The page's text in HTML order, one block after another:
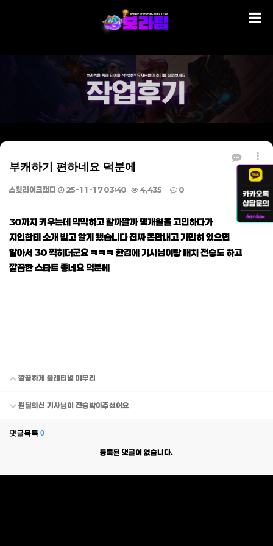
부캐하기 편하네요 덕분에
스윗라이크캔디 25-11-17 03:40 4,435 0
본문
30까지 키우는데 막막하고 할까말까 몇개월을 고민하다가
지인한테 소개 받고 알게 됐습니다 진짜 돈만내고 가만히 있으면
알아서 30 찍히더군요 ㅋㅋㅋ 한김에 기사님이랑 배치 전승도 하고
깔끔한 스타트 좋네요 덕분에
깔끔하게 플래티넘 마무리
원딜의신 기사님이 전승박아주셨어요
댓글목록 0
등록된 댓글이 없습니다.